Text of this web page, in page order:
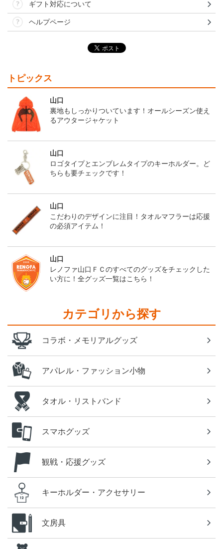
ギフト対応について
ヘルプページ
トピックス
山口
裏地もしっかりついています！オールシーズン使え
るアウタージャケット
山口
ロゴタイプとエンブレムタイプのキーホルダー。ど
ちらも要チェックです！
山口
こだわりのデザインに注目！タオルマフラーは応援
の必須アイテム！
山口
レノファ山口ＦＣのすべてのグッズをチェックした
い方に！全グッズ一覧はこちら！
カテゴリから探す
コラボ・メモリアルグッズ
アパレル・ファッション小物
タオル・リストバンド
スマホグッズ
観戦・応援グッズ
キーホルダー・アクセサリー
文房具